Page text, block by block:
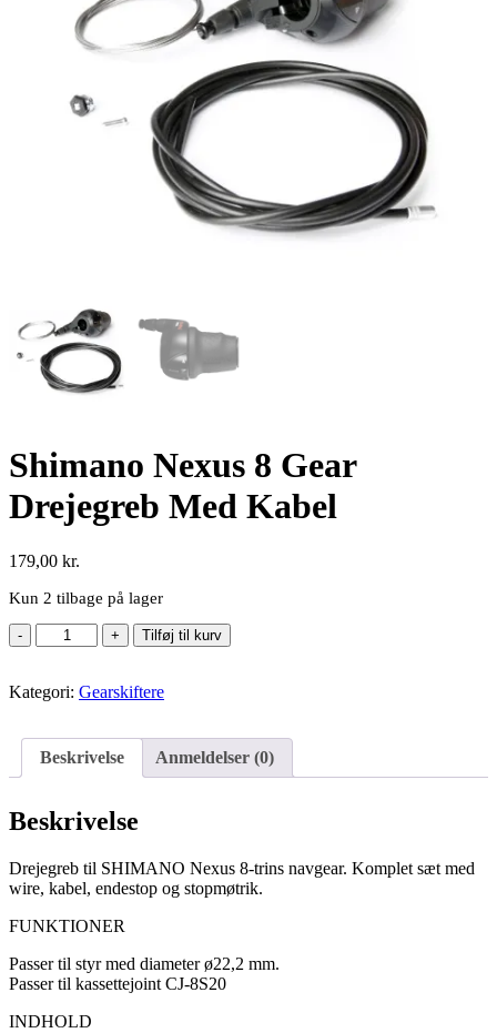
Shimano Nexus 8 Gear
Drejegreb Med Kabel
179,00 kr.
Kun 2 tilbage på lager
Shimano
Nexus
Gear
Kabel
Tilføj til kurv
Kategori: Gearskiftere
Beskrivelse Anmeldelser (0)
Beskrivelse
Drejegreb til SHIMANO Nexus 8-trins navgear. Komplet sæt med
wire, kabel, endestop og stopmøtrik.
FUNKTIONER
Passer til styr med diameter ø22,2 mm.
Passer til kassettejoint CJ-8S20
INDHOLD